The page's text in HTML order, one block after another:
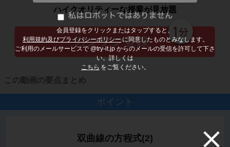
会員登録をクリックまたはタップすると、
利用規約及びプライバシーポリシー に同意したものとみなします。
ご利用のメールサービスで @try-it.jp からのメールの受信を許可して下さ
い。詳しくは
こちら をご覧ください。
ハイクオリティーな授業が見放題
この動画の要点まとめ
ポイント
双曲線の方程式(2)